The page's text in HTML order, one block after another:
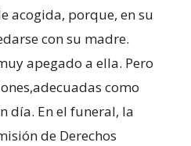
acogida, porque, en su
con su madre.
apegado a ella. Pero
como
día. En el funeral, la
de Derechos